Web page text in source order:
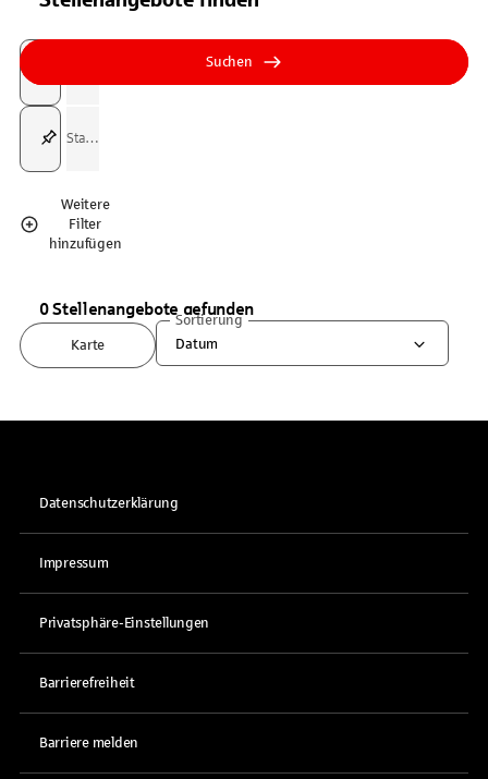
Suchfeld
Tippen Sie, um nach Themen zu suchen. Verwenden Sie die
Suchfeld
Tippen Sie, um nach Themen zu suchen. Verwenden Sie die
Weitere
Filter
hinzufügen
Suchen
0 Stellenangebote gefunden
Karte
Sortierung
Datum
Datenschutzerklärung
Impressum
Privatsphäre-Einstellungen
Barrierefreiheit
Barriere melden